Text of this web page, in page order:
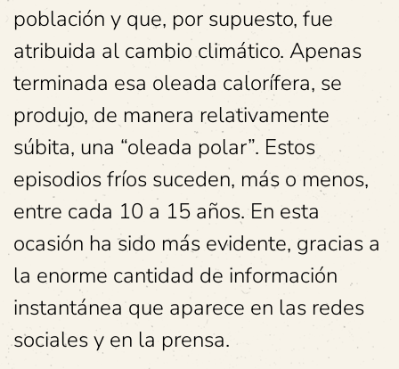
población y que, por supuesto, fue
atribuida al cambio climático. Apenas
terminada esa oleada calorífera, se
produjo, de manera relativamente
súbita, una “oleada polar”. Estos
episodios fríos suceden, más o menos,
entre cada 10 a 15 años. En esta
ocasión ha sido más evidente, gracias a
la enorme cantidad de información
instantánea que aparece en las redes
sociales y en la prensa.